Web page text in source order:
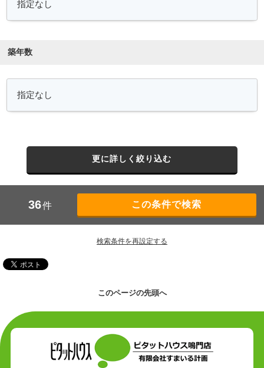
築年数
更に詳しく絞り込む
36件
検索条件を再設定する
このページの先頭へ